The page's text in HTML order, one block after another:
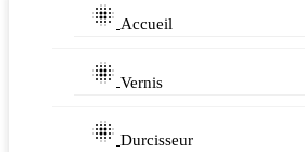
 Accueil
 Vernis
 Durcisseur